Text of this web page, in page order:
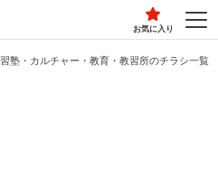
お気に入り
塾・カルチャー・教育・教習所のチラシ一覧